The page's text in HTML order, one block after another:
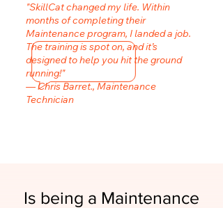
"SkillCat changed my life. Within
months of completing their
Maintenance program, I landed a job.
The training is spot on, and it’s
designed to help you hit the ground
running!"
— Chris Barret., Maintenance
Technician
Is being a Maintenance